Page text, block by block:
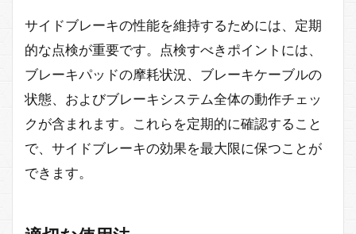
サイドブレーキの性能を維持するためには、定期
的な点検が重要です。点検すべきポイントには、
ブレーキパッドの摩耗状況、ブレーキケーブルの
状態、およびブレーキシステム全体の動作チェッ
クが含まれます。これらを定期的に確認すること
で、サイドブレーキの効果を最大限に保つことが
できます。